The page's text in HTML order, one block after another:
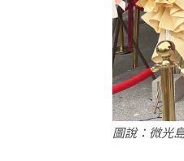
圖說：微光